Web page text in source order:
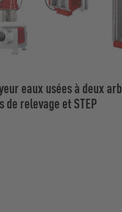
eaux usées à deux
de relevage et STEP